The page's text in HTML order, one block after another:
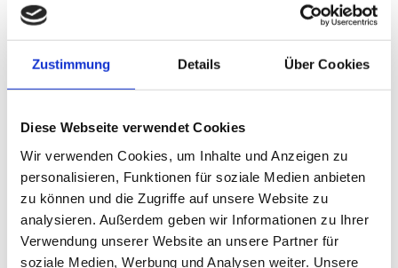
Zustimmung Details Über Cookies
Diese Webseite verwendet Cookies
Wir verwenden Cookies, um Inhalte und Anzeigen zu
personalisieren, Funktionen für soziale Medien anbieten
zu können und die Zugriffe auf unsere Website zu
analysieren. Außerdem geben wir Informationen zu Ihrer
Verwendung unserer Website an unsere Partner für
soziale Medien, Werbung und Analysen weiter. Unsere
Murnau Werdenfelser
Piémontaise
Pinzgauer
Grise rhétique
Salers
Shorthorn
Speckle Park
Texas Longhorn
Tux-Zillertal
Vorderwälder
Wagyu